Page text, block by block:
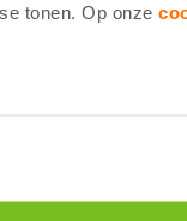
tonen. Op onze